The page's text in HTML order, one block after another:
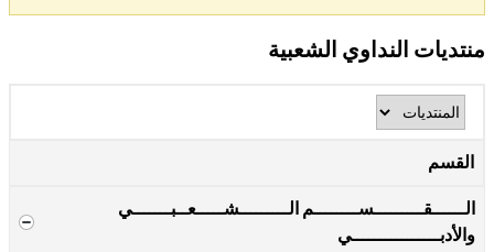
منتديات النداوي الشعبية
القسم
الــــــقـــــــــســــــــم الـــــــــشـــــعــبـــــــي
والأدبــــــــــــــــي